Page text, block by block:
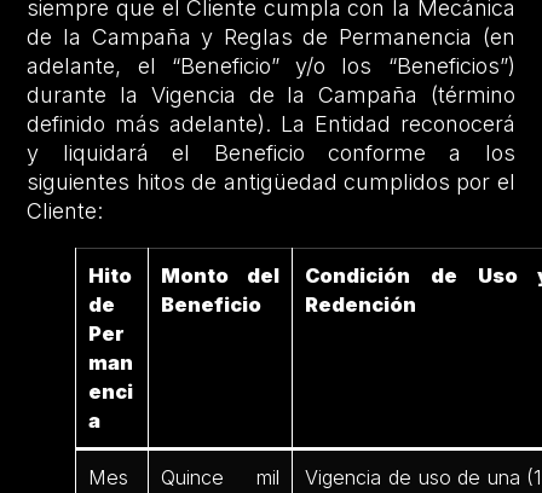
siempre que el Cliente cumpla con la Mecánica
de la Campaña y Reglas de Permanencia (en
adelante, el “Beneficio” y/o los “Beneficios”)
durante la Vigencia de la Campaña (término
definido más adelante). La Entidad reconocerá
y liquidará el Beneficio conforme a los
siguientes hitos de antigüedad cumplidos por el
Cliente:
Hito
de
Per
man
enci
a
Monto del
Beneficio
Condición de Uso
Redención
Mes
Quince mil
Vigencia de uso de una